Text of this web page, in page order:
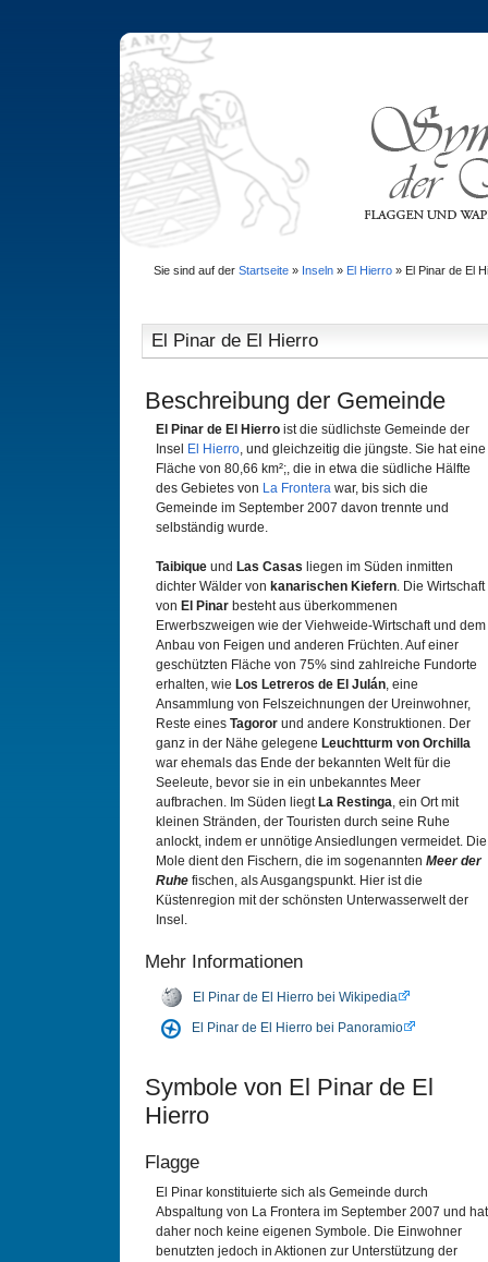
Sie sind auf der Startseite» Inseln» El Hierro» El Pinar de El
El Pinar de El Hierro
Beschreibung der Gemeinde
El Pinar de El Hierro ist die südlichste Gemeinde der
Insel
El Hierro, und gleichzeitig die jüngste. Sie hat eine
Fläche von 80,66 km²;, die in etwa die südliche Hälfte
des Gebietes von La Frontera war, bis sich die
Gemeinde im September 2007 davon trennte und
selbständig wurde.
Taibique und Las Casas liegen im Süden inmitten
dichter Wälder von kanarischen Kiefern. Die Wirtschaft
von El Pinar besteht aus überkommenen
Erwerbszweigen wie der Viehweide-Wirtschaft und dem
Anbau von Feigen und anderen Früchten. Auf einer
geschützten Fläche von 75% sind zahlreiche Fundorte
erhalten, wie Los Letreros de El Julán, eine
Ansammlung von Felszeichnungen der Ureinwohner,
Reste eines Tagoror und andere Konstruktionen. Der
ganz in der Nähe gelegene Leuchtturm von Orchilla
war ehemals das Ende der bekannten Welt für die
Seeleute, bevor sie in ein unbekanntes Meer
aufbrachen. Im Süden liegt La Restinga, ein Ort mit
kleinen Stränden, der Touristen durch seine Ruhe
anlockt, indem er unnötige Ansiedlungen vermeidet. Die
Mole dient den Fischern, die im sogenannten Meer der
Ruhe fischen, als Ausgangspunkt. Hier ist die
Küstenregion mit der schönsten Unterwasserwelt der
Insel.
Mehr Informationen
El Pinar de El Hierro bei Wikipedia
El Pinar de El Hierro bei Panoramio
Symbole von El Pinar de El
Hierro
Flagge
El Pinar konstituierte sich als Gemeinde durch
Abspaltung von La Frontera im September 2007 und hat
daher noch keine eigenen Symbole. Die Einwohner
benutzten jedoch in Aktionen zur Unterstützung der